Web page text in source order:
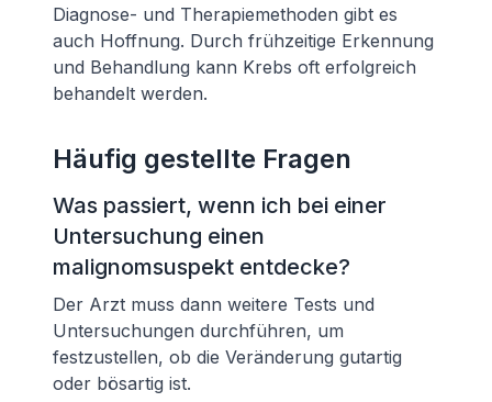
Diagnose- und Therapiemethoden gibt es
auch Hoffnung. Durch frühzeitige Erkennung
und Behandlung kann Krebs oft erfolgreich
behandelt werden.
Häufig gestellte Fragen
Was passiert, wenn ich bei einer
Untersuchung einen
malignomsuspekt entdecke?
Der Arzt muss dann weitere Tests und
Untersuchungen durchführen, um
festzustellen, ob die Veränderung gutartig
oder bösartig ist.